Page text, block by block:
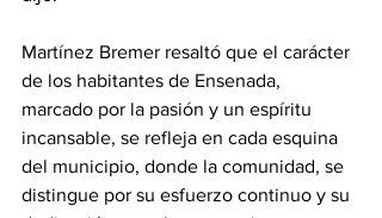
Martínez Bremer resaltó que el carácter
de los habitantes de Ensenada,
marcado por la pasión y un espíritu
incansable, se refleja en cada esquina
del municipio, donde la comunidad, se
distingue por su esfuerzo continuo y su